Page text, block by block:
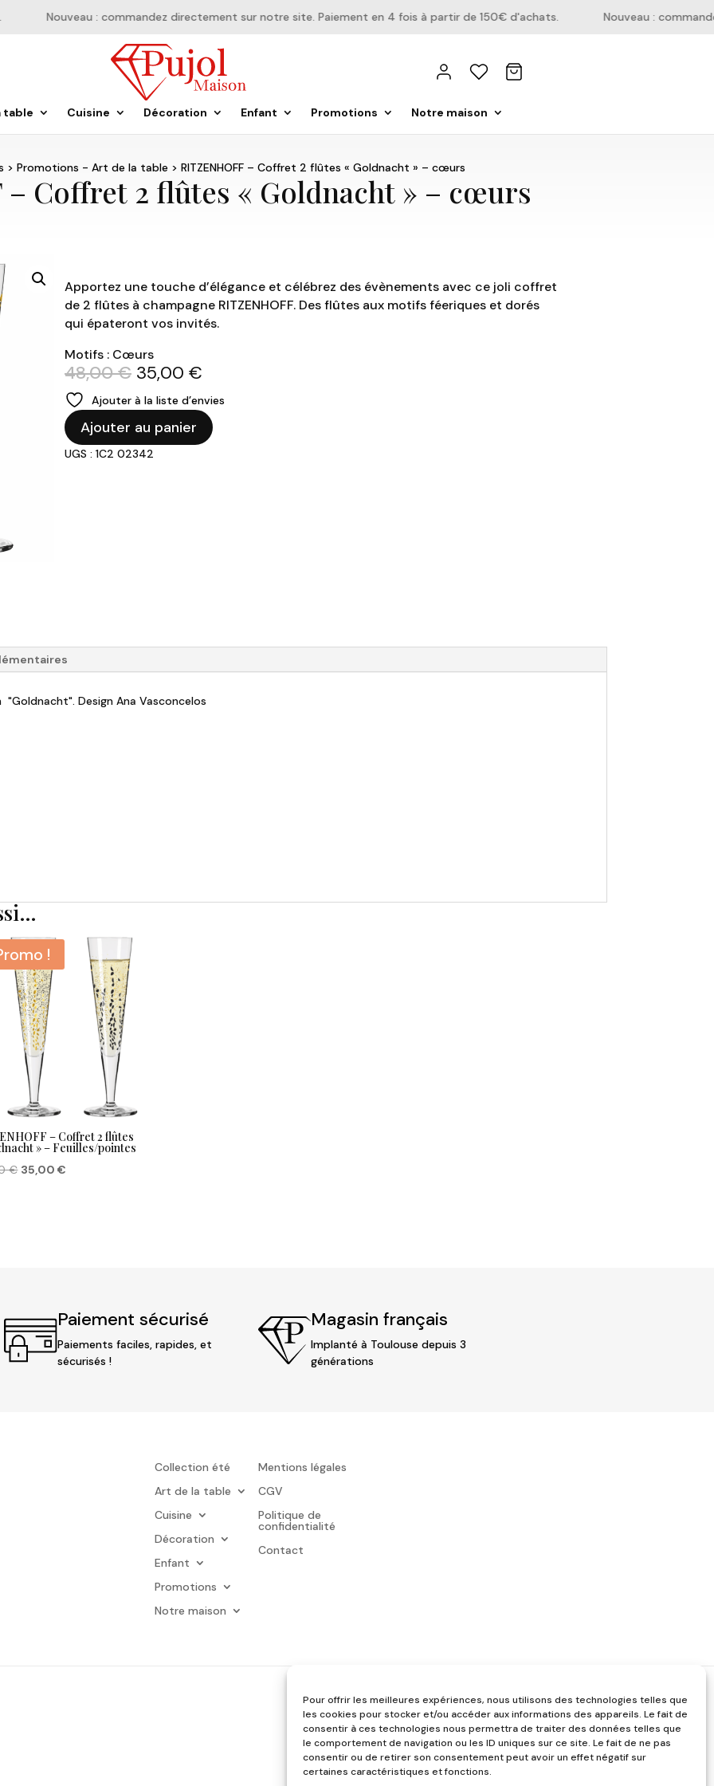
Pour offrir les meilleures expériences, nous utilisons des technologies telles que
les cookies pour stocker et/ou accéder aux informations des appareils. Le fait de
consentir à ces technologies nous permettra de traiter des données telles que
le comportement de navigation ou les ID uniques sur ce site. Le fait de ne pas
consentir ou de retirer son consentement peut avoir un effet négatif sur
certaines caractéristiques et fonctions.
Nouveau : commandez directement sur notre site. Paiement en 4 fois à partir de 150€ d'achats. Nouveau :
table Cuisine Décoration Enfant Promotions Notre maison
> Promotions - Art de la table > RITZENHOFF – Coffret 2 flûtes « Goldnacht » – cœurs
– Coffret 2 flûtes « Goldnacht » – cœurs
Apportez une touche d’élégance et célébrez des évènements avec ce joli coffret
de 2 flûtes à champagne RITZENHOFF. Des flûtes aux motifs féeriques et dorés
qui épateront vos invités.
Motifs : Cœurs
48,00€ Le
initial
était :
48,00 €.
35,00 €
actuel
est :
35,00 €.
Ajouter à la liste d’envies
quantité
de
RITZENHOFF
Ajouter au panier
UGS : 1C2 02342
Design Ana Vasconcelos
!
– Coffret 2 flûtes
» – Feuilles/pointes
€ Le
35,00€
Paiement sécurisé
Paiements faciles, rapides, et
sécurisés !
Magasin français
Implanté à Toulouse depuis 3
générations
Collection été
Art de la table
Cuisine
Décoration
Enfant
Promotions
Notre maison
Mentions légales
CGV
Politique de
confidentialité
Contact